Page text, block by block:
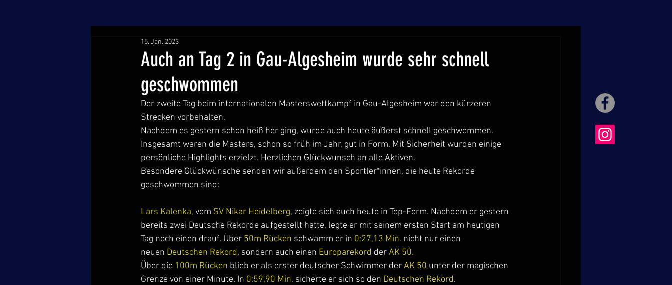
Auch an Tag 2 in Gau-Algesheim wurde sehr schnell
geschwommen
15. Jan. 2023
Der zweite Tag beim internationalen Masterswettkampf in Gau-Algesheim war den kürzeren
Strecken vorbehalten.
Nachdem es gestern schon heiß her ging, wurde auch heute äußerst schnell geschwommen.
Insgesamt waren die Masters, schon so früh im Jahr, gut in Form. Mit Sicherheit wurden einige
persönliche Highlights erzielzt. Herzlichen Glückwunsch an alle Aktiven.
Besondere Glückwünsche senden wir außerdem den Sportler*innen, die heute Rekorde
geschwommen sind:
Lars Kalenka, vom SV Nikar Heidelberg, zeigte sich auch heute in Top-Form. Nachdem er gestern
bereits zwei Deutsche Rekorde aufgestellt hatte, legte er mit seinem ersten Start am heutigen
Tag noch einen drauf. Über 50m Rücken schwamm er in 0:27,13 Min. nicht nur einen
neuen Deutschen Rekord, sondern auch einen Europarekord der AK 50.
Über die 100m Rücken blieb er als erster deutscher Schwimmer der AK 50 unter der magischen
Grenze von einer Minute. In 0:59,90 Min. sicherte er sich so den Deutschen Rekord.